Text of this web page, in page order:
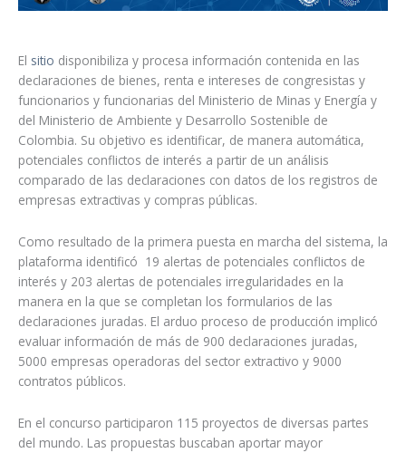
El sitio disponibiliza y procesa información contenida en las
declaraciones de bienes, renta e intereses de congresistas y
funcionarios y funcionarias del Ministerio de Minas y Energía y
del Ministerio de Ambiente y Desarrollo Sostenible de
Colombia. Su objetivo es identificar, de manera automática,
potenciales conflictos de interés a partir de un análisis
comparado de las declaraciones con datos de los registros de
empresas extractivas y compras públicas.
Como resultado de la primera puesta en marcha del sistema, la
plataforma identificó 19 alertas de potenciales conflictos de
interés y 203 alertas de potenciales irregularidades en la
manera en la que se completan los formularios de las
declaraciones juradas. El arduo proceso de producción implicó
evaluar información de más de 900 declaraciones juradas,
5000 empresas operadoras del sector extractivo y 9000
contratos públicos.
En el concurso participaron 115 proyectos de diversas partes
del mundo. Las propuestas buscaban aportar mayor